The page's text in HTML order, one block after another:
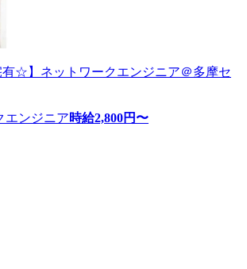
有☆】ネットワークエンジニア＠多摩セ
エンジニア時給2,800円〜